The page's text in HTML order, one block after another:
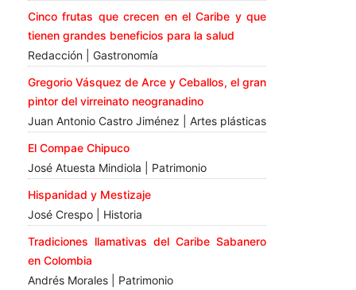
Cinco frutas que crecen en el Caribe y que
tienen grandes beneficios para la salud
Redacción | Gastronomía
Gregorio Vásquez de Arce y Ceballos, el gran
pintor del virreinato neogranadino
Juan Antonio Castro Jiménez | Artes plásticas
El Compae Chipuco
José Atuesta Mindiola | Patrimonio
Hispanidad y Mestizaje
José Crespo | Historia
Tradiciones llamativas del Caribe Sabanero
en Colombia
Andrés Morales | Patrimonio